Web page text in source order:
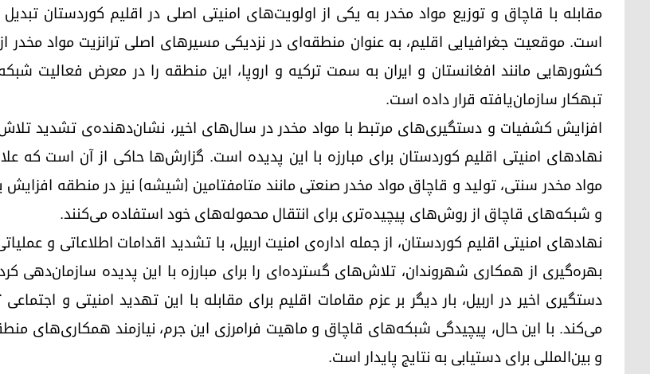
مقابله با قاچاق و توزیع مواد مخدر به یکی از اولویت‌های امنیتی اصلی در اقلیم کوردستان
است. موقعیت جغرافیایی اقلیم، به عنوان منطقه‌ای در نزدیکی مسیرهای اصلی ترانزیت مواد مخدر
کشورهایی مانند افغانستان و ایران به سمت ترکیه و اروپا، این منطقه را در معرض فعالیت
تبهکار سازمان‌یافته قرار داده است.
افزایش کشفیات و دستگیری‌های مرتبط با مواد مخدر در سال‌های اخیر، نشان‌دهنده‌ی تشدید
نهادهای امنیتی اقلیم کوردستان برای مبارزه با این پدیده است. گزارش‌ها حاکی از آن است که
مواد مخدر سنتی، تولید و قاچاق مواد مخدر صنعتی مانند متامفتامین (شیشه) نیز در منطقه افزایش
و شبکه‌های قاچاق از روش‌های پیچیده‌تری برای انتقال محموله‌های خود استفاده می‌کنند.
نهادهای امنیتی اقلیم کوردستان، از جمله اداره‌ی امنیت اربیل، با تشدید اقدامات اطلاعاتی و
بهره‌گیری از همکاری شهروندان، تلاش‌های گسترده‌ای را برای مبارزه با این پدیده سازمان‌دهی
دستگیری اخیر در اربیل، بار دیگر بر عزم مقامات اقلیم برای مقابله با این تهدید امنیتی و اجتماعی
می‌کند. با این حال، پیچیدگی شبکه‌های قاچاق و ماهیت فرامرزی این جرم، نیازمند همکاری‌های
و بین‌المللی برای دستیابی به نتایج پایدار است.